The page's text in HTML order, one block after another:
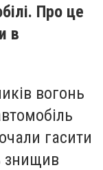
Про це
в
вогонь
гасити
знищив